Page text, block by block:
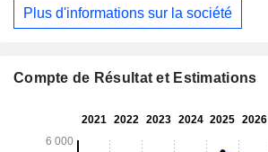
vente d'accessoires pour les produits
électriques, ainsi que dans d'autres
Plus d'informations sur la société
Compte de Résultat et Estimations